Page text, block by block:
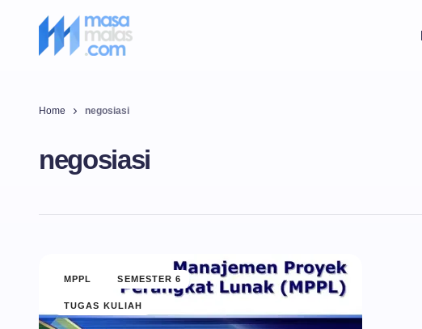
Home negosiasi
negosiasi
MPPL SEMESTER 6
TUGAS KULIAH